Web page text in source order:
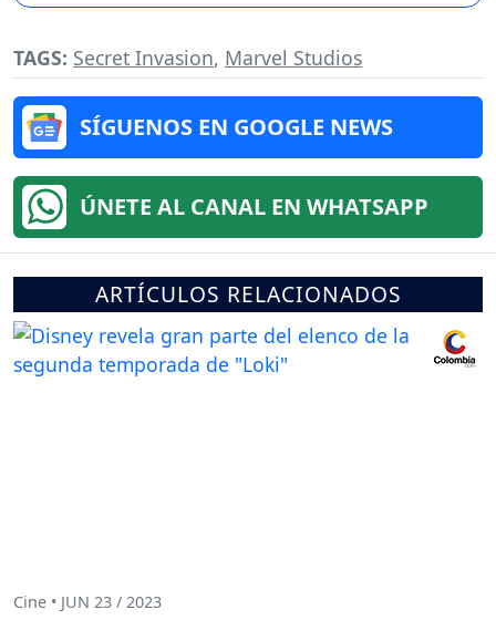
TAGS: Secret Invasion, Marvel Studios
SÍGUENOS EN GOOGLE NEWS
ÚNETE AL CANAL EN WHATSAPP
ARTÍCULOS RELACIONADOS
Cine • JUN 23 / 2023